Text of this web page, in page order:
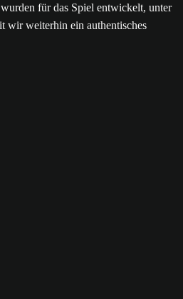
für das Spiel entwickelt, unter
wir weiterhin ein authentisches